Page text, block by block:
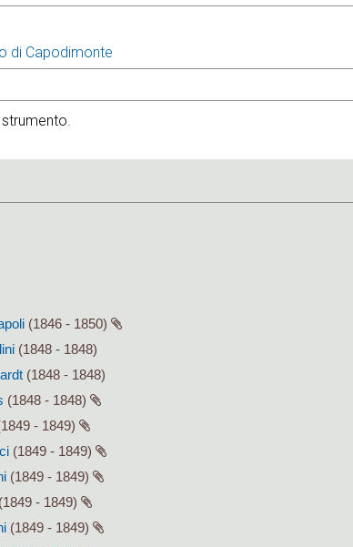
di Capodimonte
(1846 - 1850)
(1848 - 1848)
(1848 - 1848)
(1848 - 1848)
- 1849)
(1849 - 1849)
(1849 - 1849)
(1849 - 1849)
(1849 - 1849)